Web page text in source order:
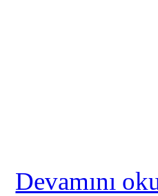
Devamını